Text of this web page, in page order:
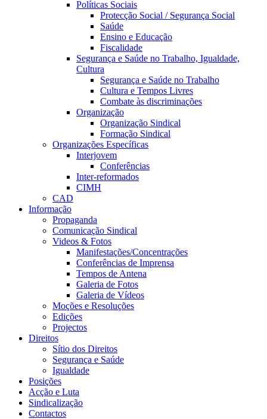
Políticas Sociais
Protecção Social / Segurança Social
Saúde
Ensino e Educação
Fiscalidade
Segurança e Saúde no Trabalho, Igualdade,
Cultura
Segurança e Saúde no Trabalho
Cultura e Tempos Livres
Combate às discriminações
Organização
Organização Sindical
Formação Sindical
Organizações Específicas
Interjovem
Conferências
Inter-reformados
CIMH
CAD
Informação
Propaganda
Comunicação Sindical
Videos & Fotos
Manifestações/Concentrações
Conferências de Imprensa
Tempos de Antena
Galeria de Fotos
Galeria de Vídeos
Moções e Resoluções
Edições
Projectos
Direitos
Sítio dos Direitos
Segurança e Saúde
Igualdade
Posições
Acção e Luta
Sindicalização
Contactos